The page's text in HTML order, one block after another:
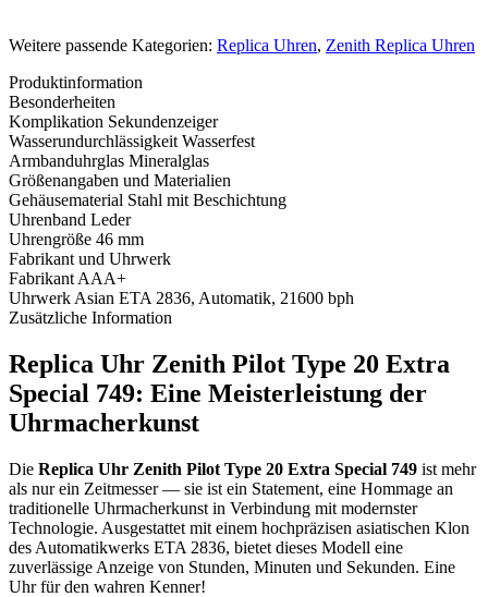
Weitere passende Kategorien: Replica Uhren, Zenith Replica Uhren
Produktinformation
Besonderheiten
Komplikation Sekundenzeiger
Wasserundurchlässigkeit Wasserfest
Armbanduhrglas Mineralglas
Größenangaben und Materialien
Gehäusematerial Stahl mit Beschichtung
Uhrenband Leder
Uhrengröße 46 mm
Fabrikant und Uhrwerk
Fabrikant AAA+
Uhrwerk Asian ETA 2836, Automatik, 21600 bph
Zusätzliche Information
Replica Uhr Zenith Pilot Type 20 Extra
Special 749: Eine Meisterleistung der
Uhrmacherkunst
Die Replica Uhr Zenith Pilot Type 20 Extra Special 749 ist mehr
als nur ein Zeitmesser — sie ist ein Statement, eine Hommage an
traditionelle Uhrmacherkunst in Verbindung mit modernster
Technologie. Ausgestattet mit einem hochpräzisen asiatischen Klon
des Automatikwerks ETA 2836, bietet dieses Modell eine
zuverlässige Anzeige von Stunden, Minuten und Sekunden. Eine
Uhr für den wahren Kenner!